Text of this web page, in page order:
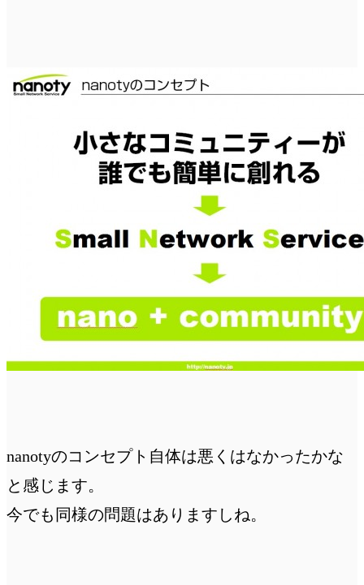
nanotyのコンセプト自体は悪くはなかったかな
と感じます。
今でも同様の問題はありますしね。